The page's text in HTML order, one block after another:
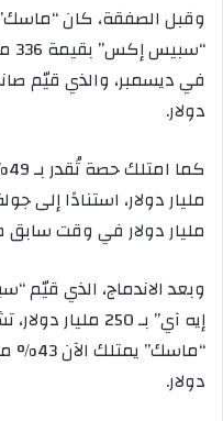
دولار.
مليار دولار في وقت
وبعد الاندماج، الذي قيّم
إيه آي” بـ 250
دولار.